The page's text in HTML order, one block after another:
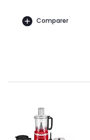
Comparer